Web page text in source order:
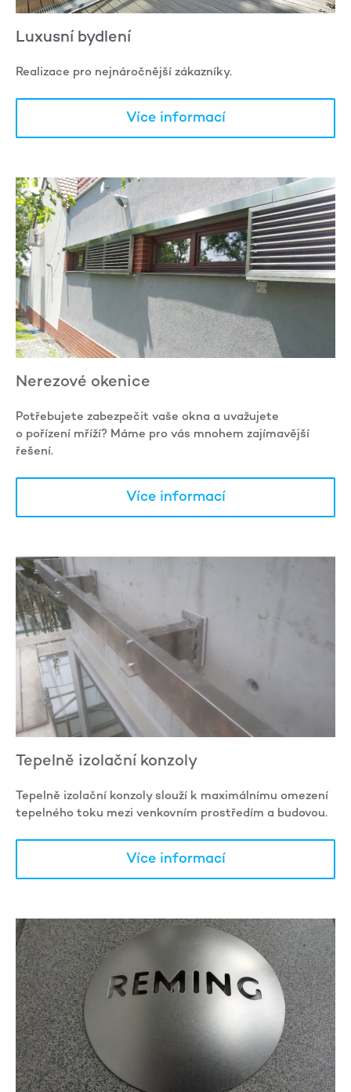
Luxusní bydlení
Realizace pro nejnáročnější zákazníky.
Více informací
Nerezové okenice
Potřebujete zabezpečit vaše okna a uvažujete
o pořízení mříží? Máme pro vás mnohem zajímavější
řešení.
Více informací
Tepelně izolační konzoly
Tepelně izolační konzoly slouží k maximálnímu omezení
tepelného toku mezi venkovním prostředím a budovou.
Více informací